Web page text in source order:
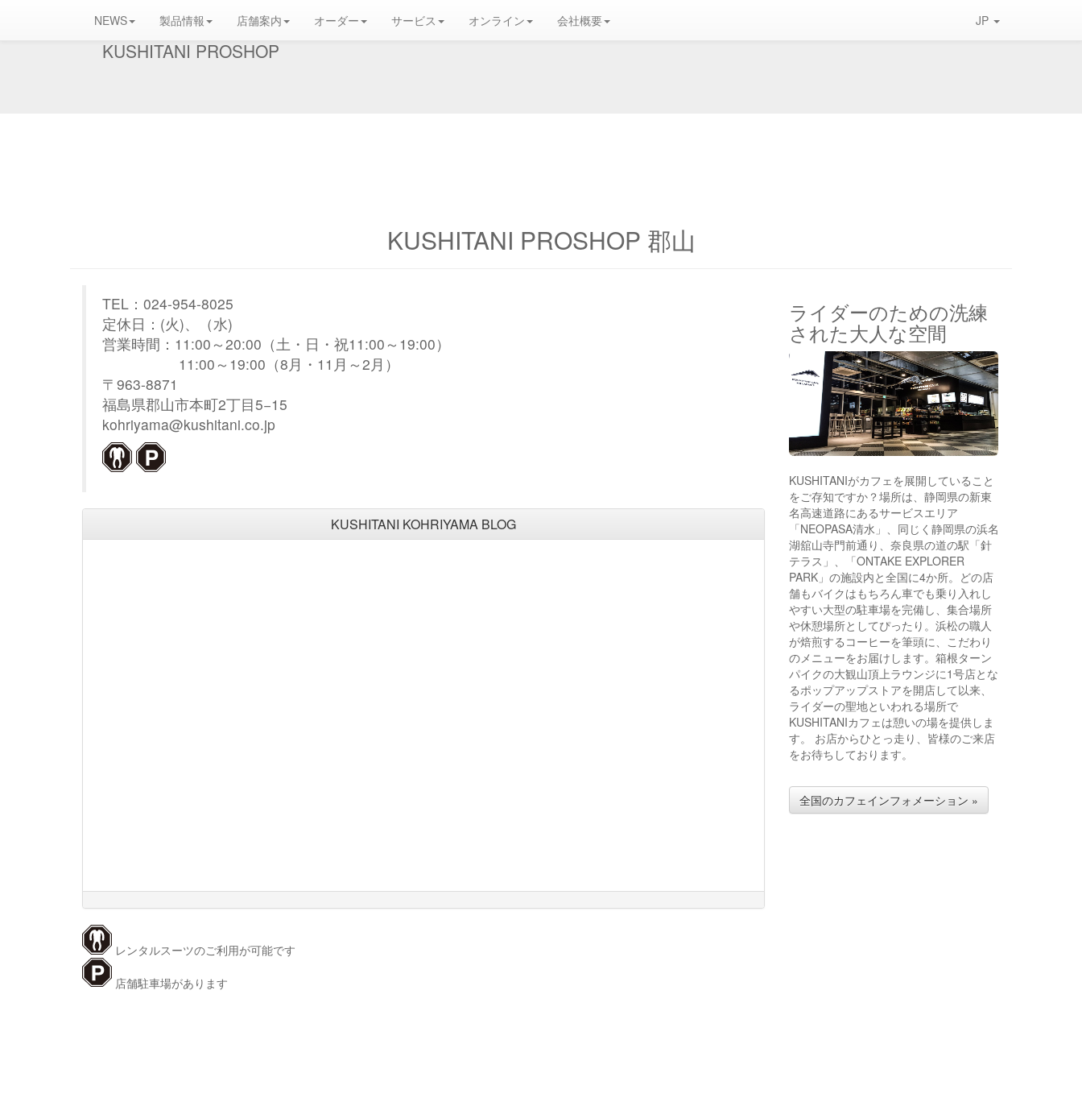
NEWS 製品情報 店舗案内 オーダー サービス オンライン 会社概要 JP
KUSHITANI PROSHOP
KUSHITANI PROSHOP 郡山
TEL：024-954-8025
定休日：(火)、（水)
営業時間：11:00～20:00（土・日・祝11:00～19:00）
11:00～19:00（8月・11月～2月）
〒963-8871
福島県郡山市本町2丁目5−15
kohriyama@kushitani.co.jp
KUSHITANI KOHRIYAMA BLOG
レンタルスーツのご利用が可能です
店舗駐車場があります
ライダーのための洗練
された大人な空間
KUSHITANIがカフェを展開していること
をご存知ですか？場所は、静岡県の新東
名高速道路にあるサービスエリア
「NEOPASA清水」、同じく静岡県の浜名
湖舘山寺門前通り、奈良県の道の駅「針
テラス」、「ONTAKE EXPLORER
PARK」の施設内と全国に4か所。どの店
舗もバイクはもちろん車でも乗り入れし
やすい大型の駐車場を完備し、集合場所
や休憩場所としてぴったり。浜松の職人
が焙煎するコーヒーを筆頭に、こだわり
のメニューをお届けします。箱根ターン
パイクの大観山頂上ラウンジに1号店とな
るポップアップストアを開店して以来、
ライダーの聖地といわれる場所で
KUSHITANIカフェは憩いの場を提供しま
す。 お店からひとっ走り、皆様のご来店
をお待ちしております。
全国のカフェインフォメーション »